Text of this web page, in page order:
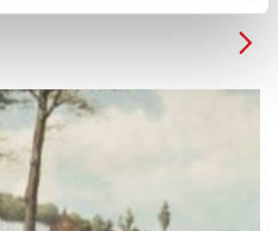
vaarten. Kruisdorp heette